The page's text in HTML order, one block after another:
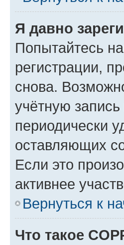
Я давно
Попытайтесь
регистрации,
снова.
учётную
периодически
оставляющих
Если это
активнее
Вернуться к
Что такое